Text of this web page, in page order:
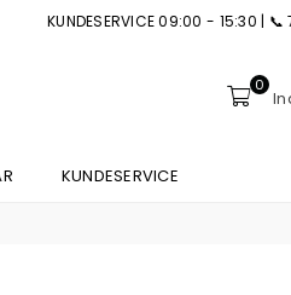
KUNDESERVICE 09:00 - 15:30 |
0
KUNDESERVICE